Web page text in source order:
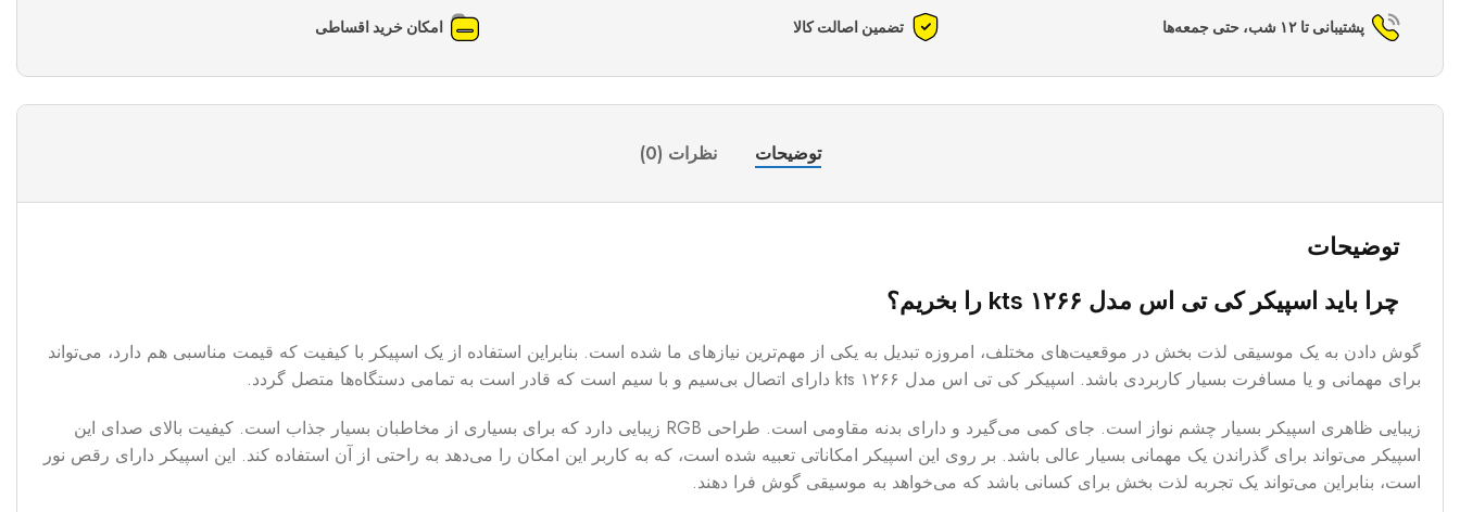
پشتیبانی تا ۱۲ شب، حتی جمعه‌ها تضمین اصالت کالا امکان خرید اقساطی
توضیحات نظرات (0)
توضیحات
چرا باید اسپیکر کی تی اس مدل kts ۱۲۶۶ را بخریم؟
گوش دادن به یک موسیقی لذت بخش در موقعیت‌های مختلف، امروزه تبدیل به یکی از مهم‌ترین نیاز‌های ما شده است. بنابراین استفاده از یک اسپیکر با کیفیت که قیمت مناسبی هم دارد، می‌تواند
برای مهمانی و یا مسافرت بسیار کاربردی باشد. اسپیکر کی تی اس مدل kts ۱۲۶۶ دارای اتصال بی‌سیم و با سیم است که قادر است به تمامی دستگاه‌ها متصل گردد.
زیبایی ظاهری اسپیکر بسیار چشم نواز است. جای کمی می‌گیرد و دارای بدنه مقاومی است. طراحی RGB زیبایی دارد که برای بسیاری از مخاطبان بسیار جذاب است. کیفیت بالای صدای این
اسپیکر می‌تواند برای گذراندن یک مهمانی بسیار عالی باشد. بر روی این اسپیکر امکاناتی تعبیه شده است، که به کاربر این امکان را می‌دهد به راحتی از آن استفاده کند. این اسپیکر دارای رقص نور
است، بنابراین می‌تواند یک تجربه لذت بخش برای کسانی باشد که می‌خواهد به موسیقی گوش فرا دهند.